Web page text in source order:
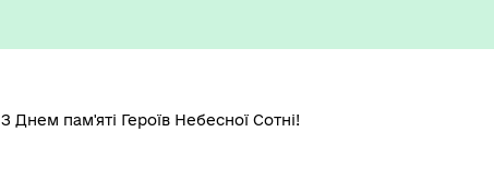
З Днем пам'яті Героїв Небесної Сотні!